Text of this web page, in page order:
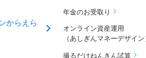
からえら
年金のお受取り
オンライン資産運用
（あしぎんマネーデザイン
撮るだけねんきん試算